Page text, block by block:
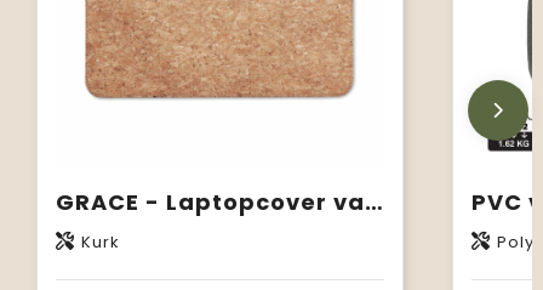
GRACE - Laptopcover van kurk
Kurk
PVC